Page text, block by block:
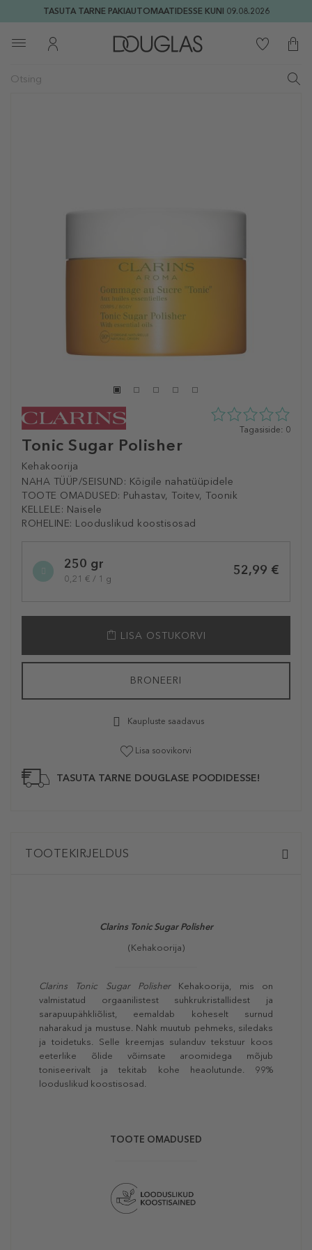
TASUTA TARNE PAKIAUTOMAATIDESSE KUNI 09.08.2026
Tonic Sugar Polisher
Kehakoorija
NAHA TÜÜP/SEISUND: Kõigile nahatüüpidele
TOOTE OMADUSED: Puhastav, Toitev, Toonik
KELLELE: Naisele
ROHELINE: Looduslikud koostisosad
0
Tagasiside: 0
variation250 gr
0,21 € / 1 g
52,99 €
LISA OSTUKORVI
BRONEERI
Kaupluste saadavus
Lisa soovikorvi
TASUTA TARNE DOUGLASE POODIDESSE!
TOOTEKIRJELDUS
Clarins Tonic Sugar Polisher
(Kehakoorija)
Clarins Tonic Sugar Polisher
Kehakoorija, mis on
valmistatud orgaanilistest suhkrukristallidest ja
sarapuupähkliõlist, eemaldab koheselt surnud
naharakud ja mustuse. Nahk muutub pehmeks, siledaks
ja toidetuks. Selle kreemjas sulanduv tekstuur koos
eeterlike õlide võimsate aroomidega mõjub
toniseerivalt ja tekitab kohe heaolutunde. 99%
looduslikud koostisosad.
TOOTE OMADUSED